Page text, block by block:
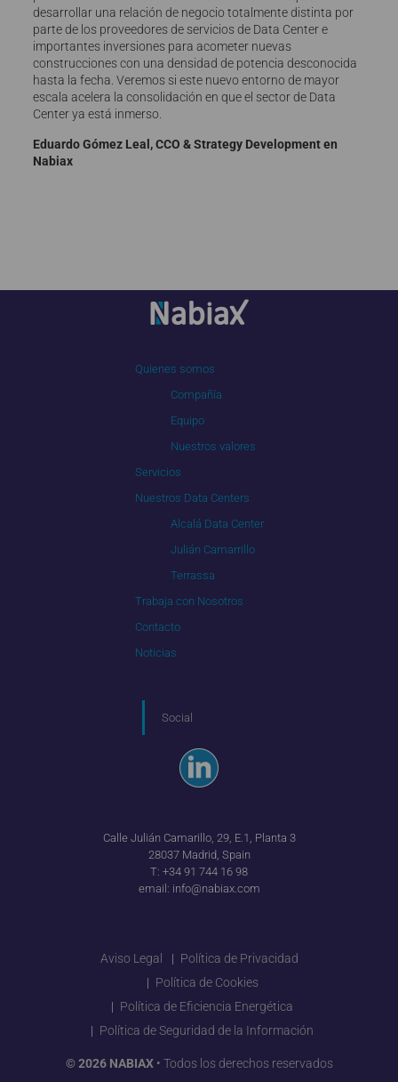
desarrollar una relación de negocio totalmente distinta por
parte de los proveedores de servicios de Data Center e
importantes inversiones para acometer nuevas
construcciones con una densidad de potencia desconocida
hasta la fecha. Veremos si este nuevo entorno de mayor
escala acelera la consolidación en que el sector de Data
Center ya está inmerso.
Eduardo Gómez Leal, CCO & Strategy Development en
Nabiax
Quienes somos
Compañía
Equipo
Nuestros valores
Servicios
Nuestros Data Centers
Alcalá Data Center
Julián Camarrillo
Terrassa
Trabaja con Nosotros
Contacto
Noticias
Social
Calle Julián Camarillo, 29, E.1, Planta 3
28037 Madrid, Spain
T: +34 91 744 16 98
email: info@nabiax.com
Aviso Legal
Política de Privacidad
Política de Cookies
Política de Eficiencia Energética
Política de Seguridad de la Información
© 2026 NABIAX• Todos los derechos reservados